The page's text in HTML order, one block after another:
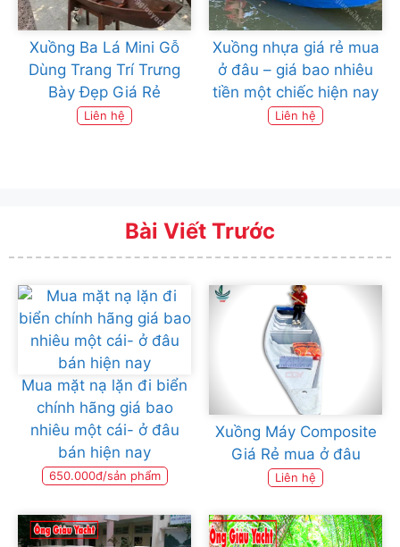
Xuồng Ba Lá Mini Gỗ
Dùng Trang Trí Trưng
Bày Đẹp Giá Rẻ
Liên hệ
Xuồng nhựa giá rẻ mua
ở đâu – giá bao nhiêu
tiền một chiếc hiện nay
Liên hệ
Bài Viết Trước
Mua mặt nạ lặn đi biển
chính hãng giá bao
nhiêu một cái- ở đâu
bán hiện nay
650.000đ/sản phẩm
Xuồng Máy Composite
Giá Rẻ mua ở đâu
Liên hệ